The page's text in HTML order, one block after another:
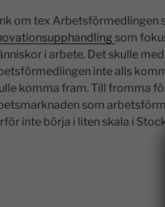
om tex Arbetsförmedlingen
som
i arbete. Det skulle
inte alls
komma fram. Till fromma
som
inte börja i liten skala i